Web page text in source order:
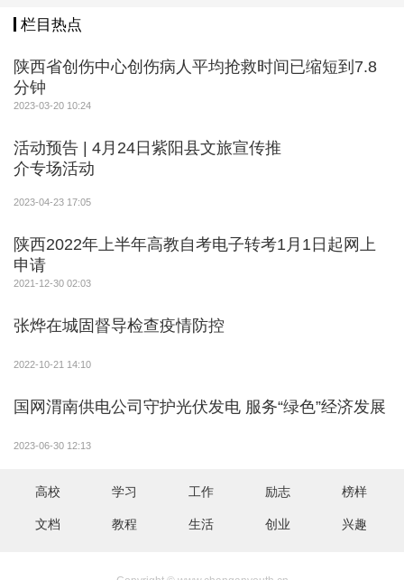
栏目热点
陕西省创伤中心创伤病人平均抢救时间已缩短到7.8
分钟
2023-03-20 10:24
活动预告 | 4月24日紫阳县文旅宣传推
介专场活动
2023-04-23 17:05
陕西2022年上半年高教自考电子转考1月1日起网上
申请
2021-12-30 02:03
张烨在城固督导检查疫情防控
2022-10-21 14:10
国网渭南供电公司守护光伏发电 服务“绿色”经济发展
2023-06-30 12:13
高校 学习 工作 励志 榜样
文档 教程 生活 创业 兴趣